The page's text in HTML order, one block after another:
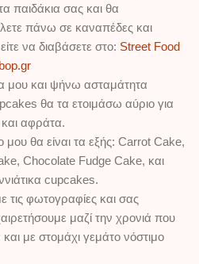
παιδάκια σας και θα
πάνω σε καναπέδες και
να διαβάσετε στο: Street Food
μου και ψήνω ασταμάτητα
θα τα ετοιμάσω αύριο για
αφράτα.
θα είναι τα εξής: Carrot Cake,
Chocolate Fudge Cake, και
cupcakes.
τις φωτογραφίες και σας
μαζί την χρονιά που
με στομάχι γεμάτο νόστιμο